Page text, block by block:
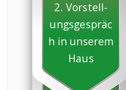
2. Vorstell-
ungsgespräc
h in unserem
Haus